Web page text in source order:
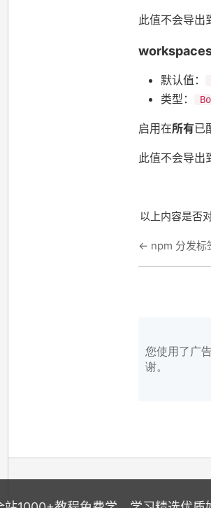
此值不会导出
默认值：
类型：
启用在所有已
此值不会导出
以上内容是否
← npm 分发
您使用了广
谢。